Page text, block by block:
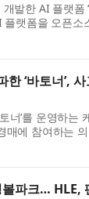
발한 AI 플랫폼
랫폼을 오픈
정책에 발맞
‘바토너’,
너’를 운영하는
에 참여하는
는 ‘안전 장치가
파크… HLE,